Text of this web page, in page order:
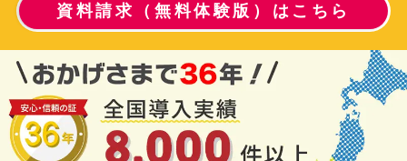
資料請求（無料体験版）はこちら